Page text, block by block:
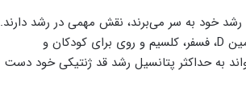
رشد خود به سر می‌برند، نقش مهمی در رشد دارند.
مصرف کافی پروتئین، ویتامین‌های ضروری و مواد معدنی مانند ویتامین D، فسفر، کلسیم و روی برای کودکان و
به حداکثر پتانسیل رشد قد ژنتیکی خود دست